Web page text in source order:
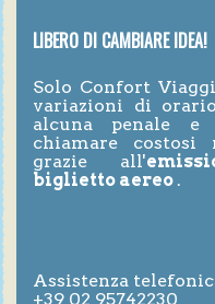
LIBERO DI CAMBIARE IDEA!
Solo Confort
variazioni di
alcuna penale e
chiamare costosi
grazie all'
biglietto aereo .
Assistenza
+39 02 95742230